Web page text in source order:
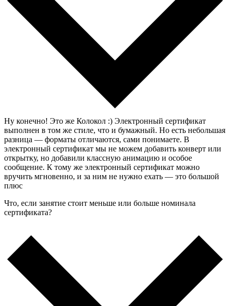
Ну конечно! Это же Колокол :) Электронный сертификат
выполнен в том же стиле, что и бумажный. Но есть небольшая
разница — форматы отличаются, сами понимаете. В
электронный сертификат мы не можем добавить конверт или
открытку, но добавили классную анимацию и особое
сообщение. К тому же электронный сертификат можно
вручить мгновенно, и за ним не нужно ехать — это большой
плюс
Что, если занятие стоит меньше или больше номинала
сертификата?